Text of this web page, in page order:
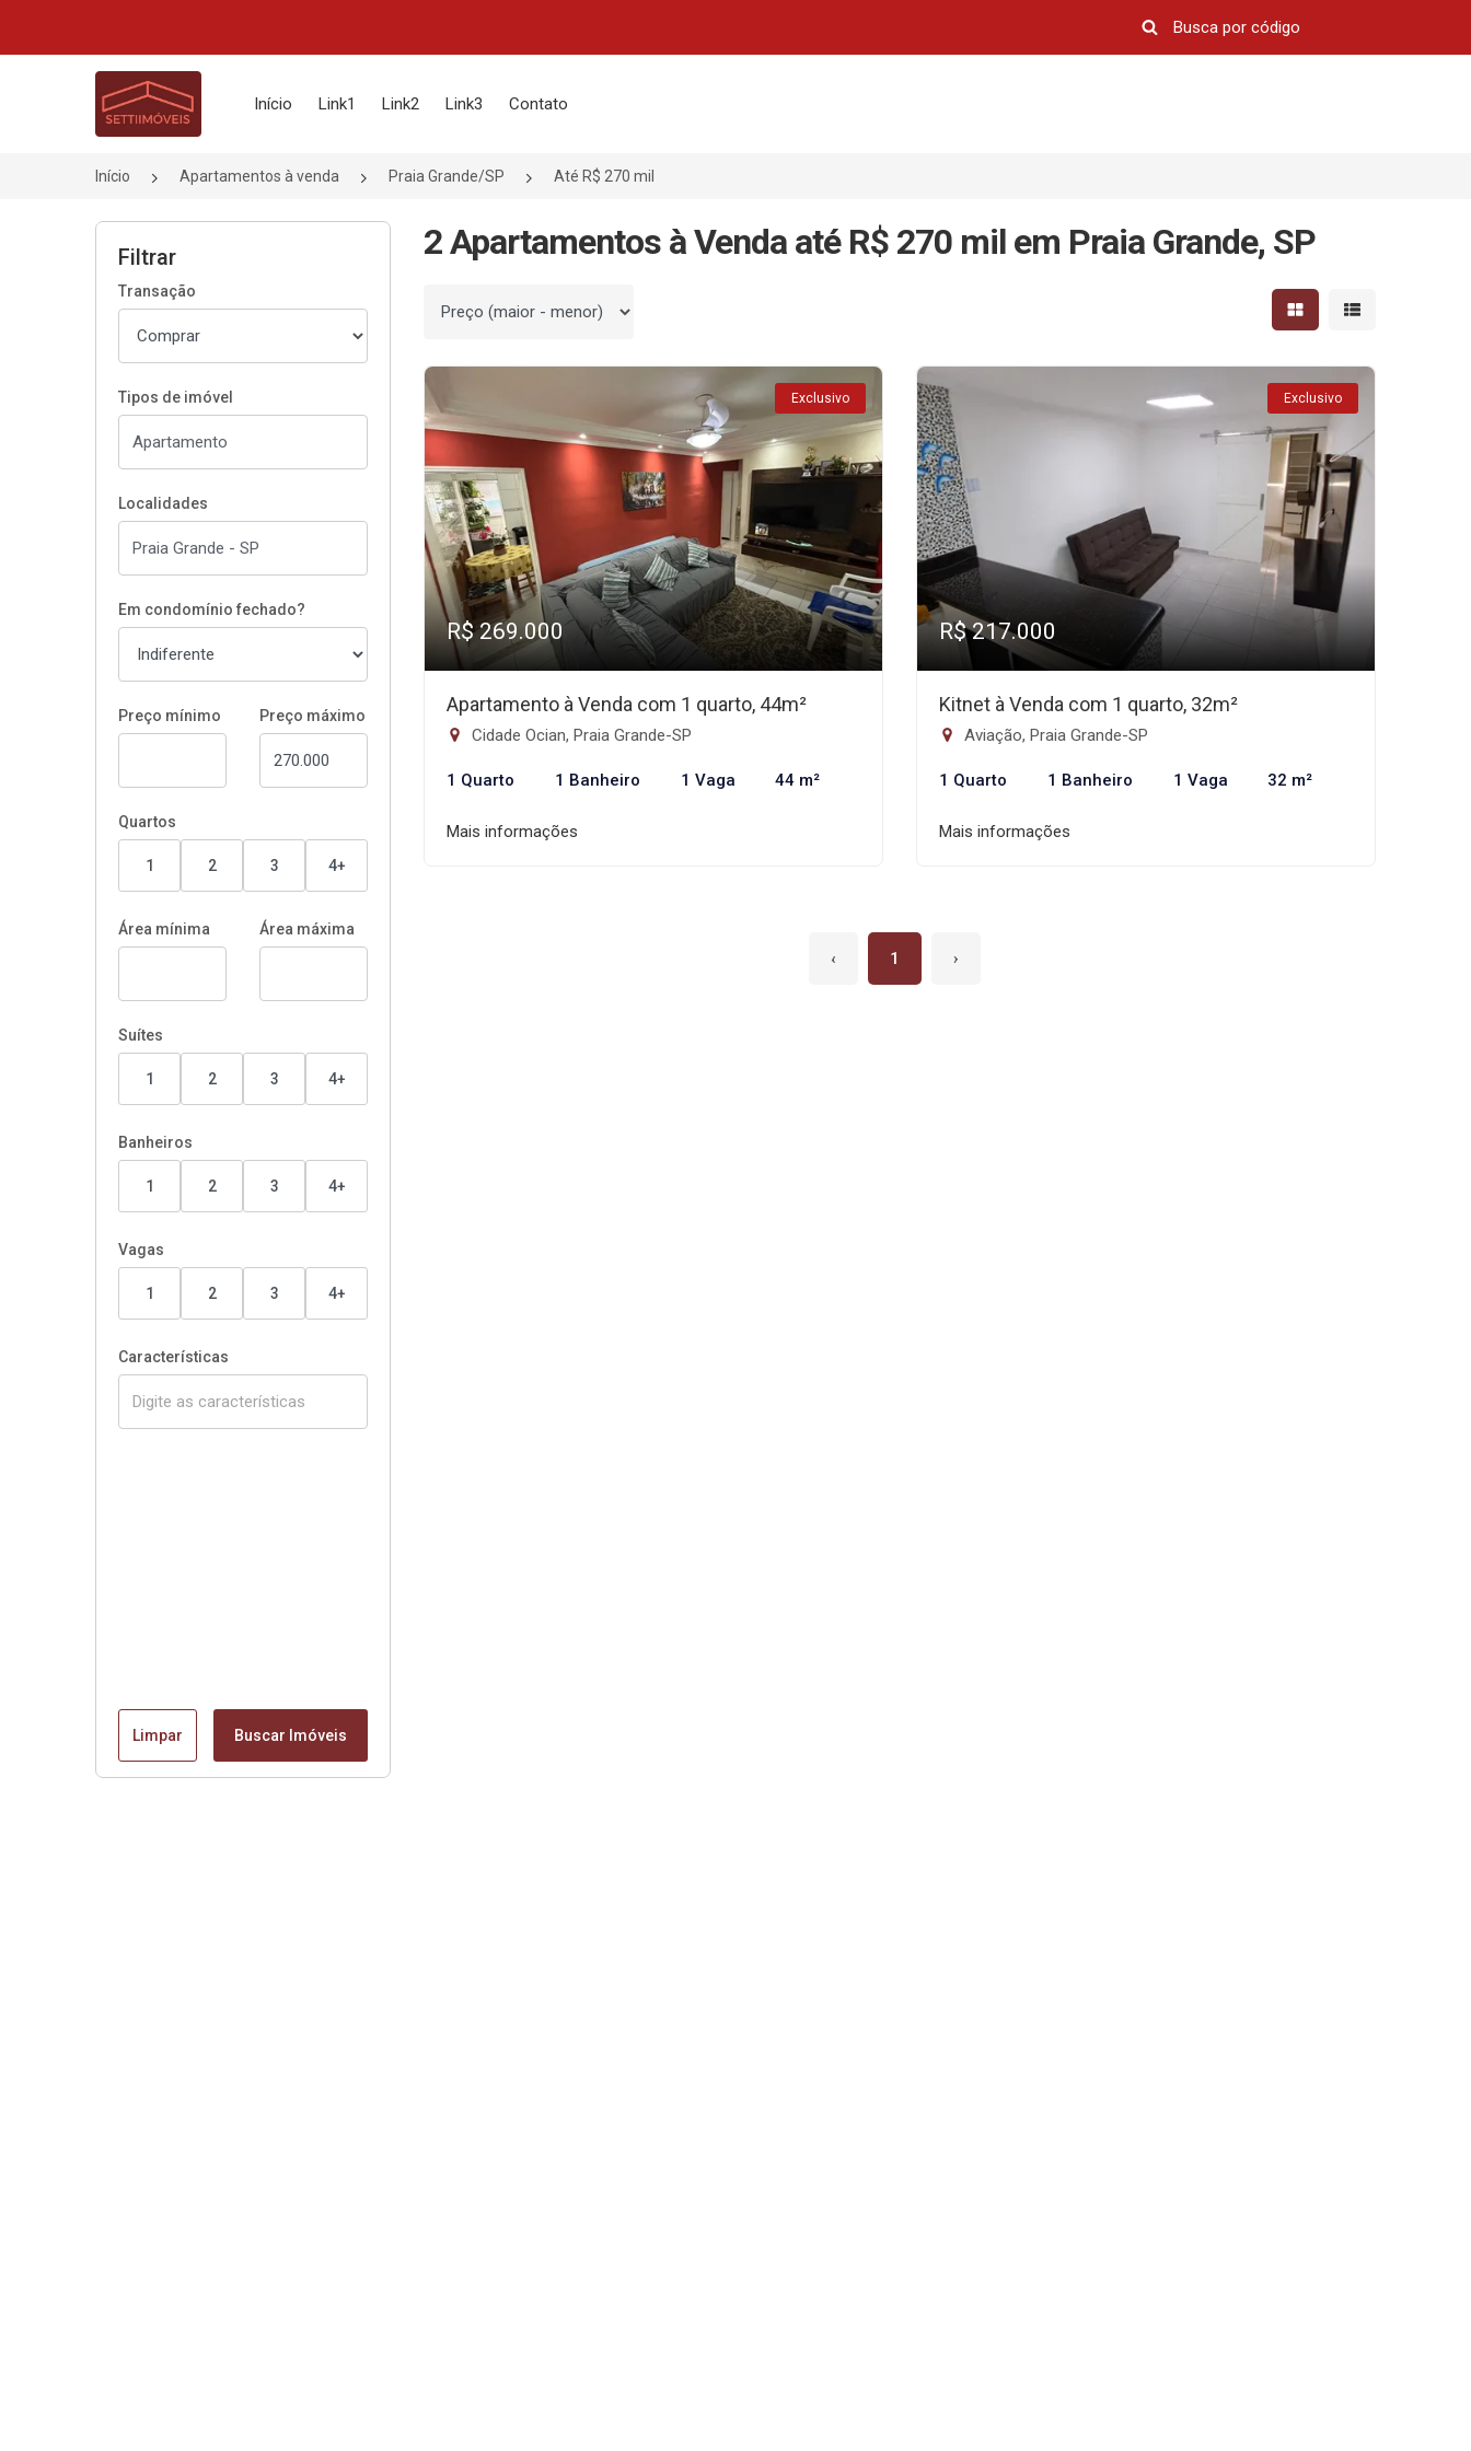
Página inicial
Início Link1 Link2 Link3 Contato
Início Apartamentos à venda Praia Grande/SP Até R$ 270 mil
Filtrar
Transação
Tipos de imóvel
Localidades
Em condomínio fechado?
Preço mínimo Preço máximo
Quartos
1 2 3 4+
Área mínima Área máxima
Suítes
1 2 3 4+
Banheiros
1 2 3 4+
Vagas
1 2 3 4+
Características
Limpar Buscar Imóveis
2 Apartamentos à Venda até R$ 270 mil em Praia Grande, SP
Ordenar por Mostrar resultados em
Mostrar
Exclusivo
R$ 269.000
Apartamento à Venda com 1 quarto, 44m²
Cidade Ocian, Praia Grande-SP
1 Quarto 1 Banheiro 1 Vaga 44 m²
Mais informações
Exclusivo
R$ 217.000
Kitnet à Venda com 1 quarto, 32m²
Aviação, Praia Grande-SP
1 Quarto 1 Banheiro 1 Vaga 32 m²
Mais informações
‹ 1 ›